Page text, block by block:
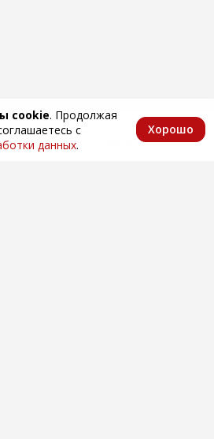
cookie. Продолжая
с
данных.
Хорошо
ИзбранноеКорзина Аккаунт